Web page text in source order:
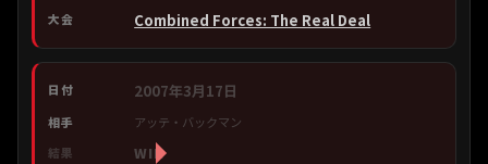
Combined Forces: The Real Deal
2007年3月17日
アッテ・バックマン
WIN